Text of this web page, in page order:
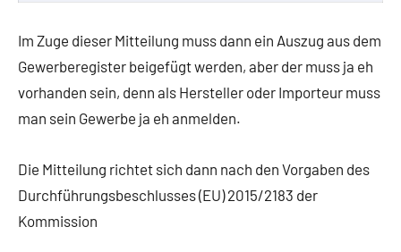
Im Zuge dieser Mitteilung muss dann ein Auszug aus dem
Gewerberegister beigefügt werden, aber der muss ja eh
vorhanden sein, denn als Hersteller oder Importeur muss
man sein Gewerbe ja eh anmelden.
Die Mitteilung richtet sich dann nach den Vorgaben des
Durchführungsbeschlusses (EU) 2015/2183 der
Kommission